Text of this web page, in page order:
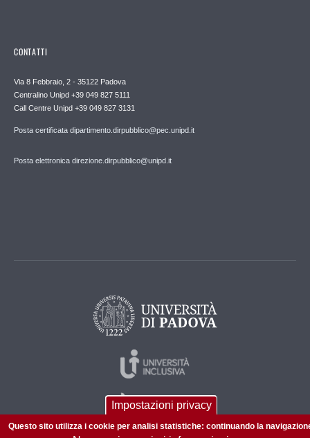
CONTATTI
Via 8 Febbraio, 2 - 35122 Padova
Centralino Unipd +39 049 827 5111
Call Centre Unipd +39 049 827 3131
Posta certificata dipartimento.dirpubblico@pec.unipd.it
Posta elettronica direzione.dirpubblico@unipd.it
Impostazioni privacy
Questo sito utilizza i cookie per analisi statistiche: continuando la